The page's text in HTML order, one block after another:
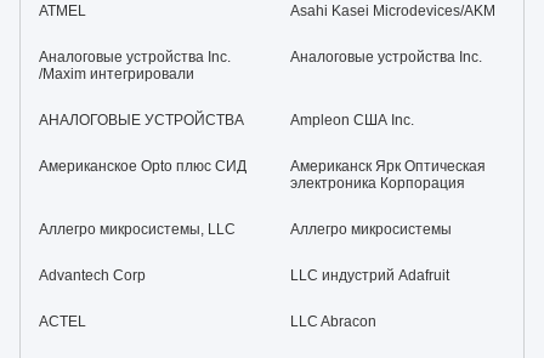
ATMEL Asahi Kasei Microdevices/AKM
Аналоговые устройства Inc.
/Maxim интегрировали
Аналоговые устройства Inc.
АНАЛОГОВЫЕ УСТРОЙСТВА Ampleon США Inc.
Американское Opto плюс СИД
Американск Ярк Оптическая
электроника Корпорация
Аллегро микросистемы, LLC Аллегро микросистемы
Advantech Corp LLC индустрий Adafruit
ACTEL LLC Abracon